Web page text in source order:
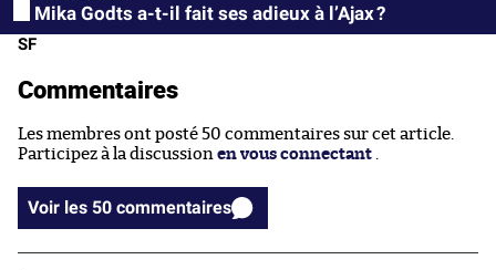
Mika Godts a-t-il fait ses adieux à l’Ajax ?
SF
Commentaires
Les membres ont posté 50 commentaires sur cet article.
Participez à la discussion en vous connectant
Voir les 50 commentaires